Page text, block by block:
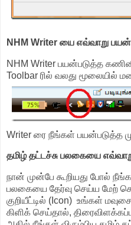
NHM Writer யை எவ்வாறு
NHM Writer பயன்படுத்த
Toolbar ரில் வலது மூலையில்
Writer ரை நீங்கள் பயன்படுத்த
தமிழ் தட்டச்சு பலகையை
நான் முன்பே கூறியது போல்
பலகையை தேர்வு செய்ய மேற்
குறியீட்டில் (Icon) உங்கள்
கிளிக் செய்தால்,